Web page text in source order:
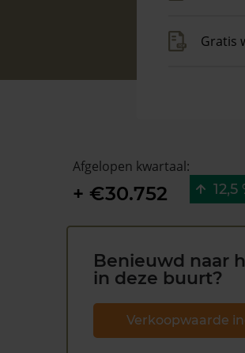
Gratis
Afgelopen kwartaal:
+ €30.752 12,5
Benieuwd naar
in deze buurt?
Verkoopwaarde